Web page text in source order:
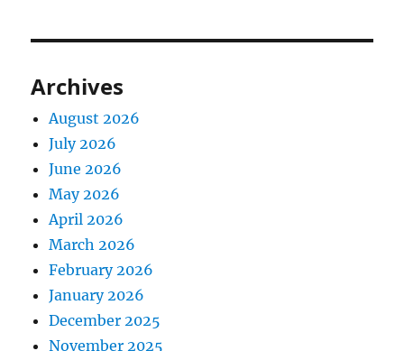
Archives
August 2026
July 2026
June 2026
May 2026
April 2026
March 2026
February 2026
January 2026
December 2025
November 2025